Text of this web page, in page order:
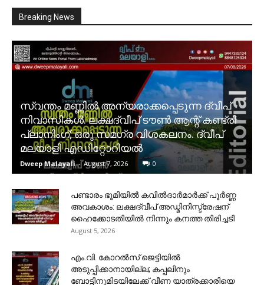
Breaking News
സ്വന്തം മണ്ണിൽ അന്യരാക്കപ്പെടുന്ന ദ്വീപ്
നിവാസികൾ. ലക്ഷദ്വീപ് ടൗൺ ആന്റ് കണ്ട്രി
പ്ലാനിംഗ്; ഒരു സമഗ്ര വിശകലനം. ദ്വീപ്
മലയാളി എഡിറ്റോറിയൽ
Dweep Malayali - August 7, 2026 0
പണ്ടാരം ഭൂമിയിൽ കവിൽദാർമാർക്ക് പൂർണ്ണ
അവകാശം: ലക്ഷദ്വീപ് അഡ്മിനിസ്ട്രേഷന്
ഹൈക്കോടതിയിൽ നിന്നും കനത്ത തിരിച്ചടി
August 5, 2026
​എം.വി. കോറൽസ് ജെട്ടിയിൽ
അടുപ്പിക്കാനായില്ല; കപ്പലിനും
ബോട്ടിനുമിടയിലേക്ക് വീണ യാത്രക്കാരിയെ